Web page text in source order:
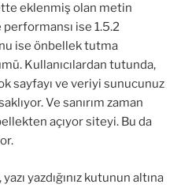
eklenmiş olan metin
ise 1.5.2
ise önbellek tutma
Kullanıcılardan tutunda,
sayfayı ve veriyi sunucunuz
Ve sanırım zaman
açıyor siteyi. Bu da
yazdığınız kutunun altına